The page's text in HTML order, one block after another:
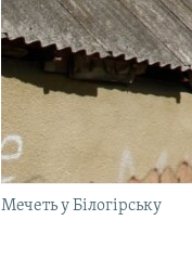
Мечеть у Білогірську